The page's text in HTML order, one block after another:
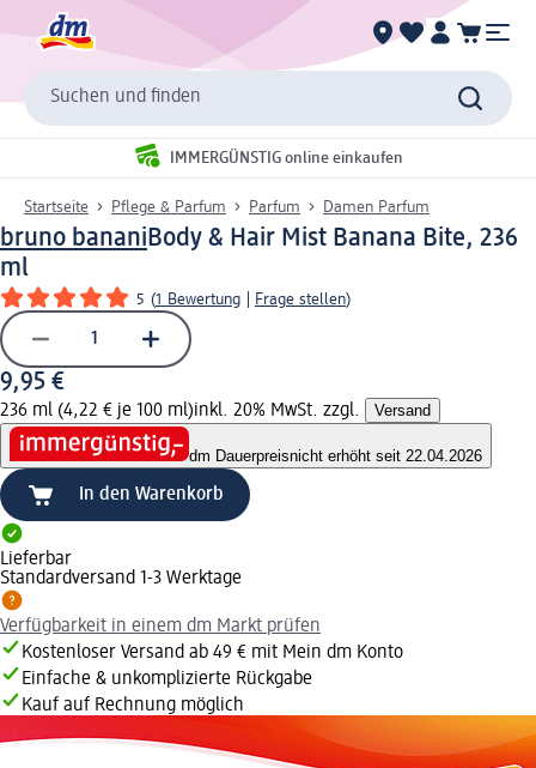
Suchen und finden
IMMERGÜNSTIG online einkaufen
Startseite Pflege & Parfum Parfum Damen Parfum
bruno bananiBody & Hair Mist Banana Bite, 236
ml
5 (1 Bewertung Frage stellen)
9,95 €
236 ml (4,22 € je 100 ml)inkl. 20% MwSt. zzgl. Versand
dm Dauerpreisnicht erhöht seit 22.04.2026
In den Warenkorb
Lieferbar
Standardversand 1-3 Werktage
Verfügbarkeit in einem dm Markt prüfen
Kostenloser Versand ab 49 € mit Mein dm Konto
Einfache & unkomplizierte Rückgabe
Kauf auf Rechnung möglich